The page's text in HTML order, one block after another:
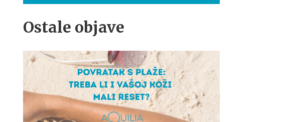
Ostale objave